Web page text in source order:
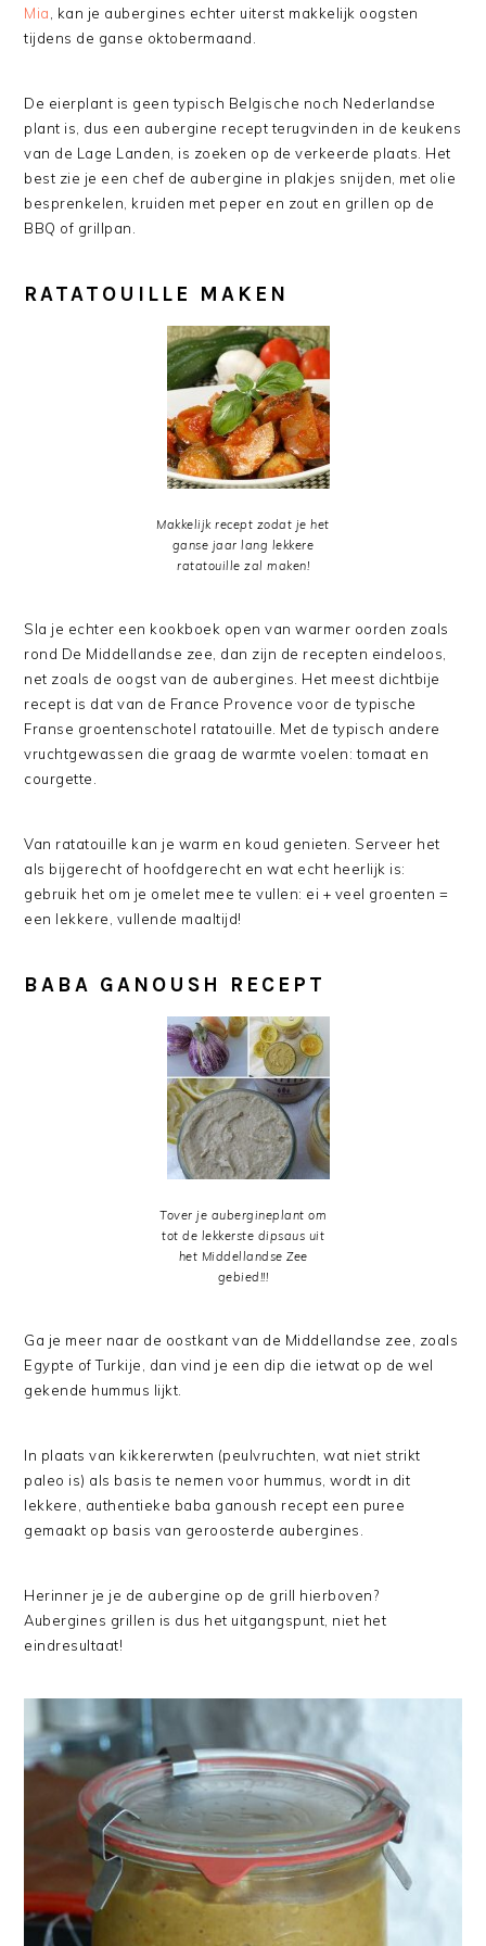
Mia
, kan je aubergines echter uiterst makkelijk oogsten
tijdens de ganse oktobermaand.
De eierplant is geen typisch Belgische noch Nederlandse
plant is, dus een aubergine recept terugvinden in de keukens
van de Lage Landen, is zoeken op de verkeerde plaats. Het
best zie je een chef de aubergine in plakjes snijden, met olie
besprenkelen, kruiden met peper en zout en grillen op de
BBQ of grillpan.
RATATOUILLE MAKEN
Makkelijk recept zodat je het
ganse jaar lang lekkere
ratatouille zal maken!
Sla je echter een kookboek open van warmer oorden zoals
rond De Middellandse zee, dan zijn de recepten eindeloos,
net zoals de oogst van de aubergines. Het meest dichtbije
recept is dat van de France Provence voor de typische
Franse groentenschotel ratatouille. Met de typisch andere
vruchtgewassen die graag de warmte voelen: tomaat en
courgette.
Van ratatouille kan je warm en koud genieten. Serveer het
als bijgerecht of hoofdgerecht en wat echt heerlijk is:
gebruik het om je omelet mee te vullen: ei + veel groenten =
een lekkere, vullende maaltijd!
BABA GANOUSH RECEPT
Tover je aubergineplant om
tot de lekkerste dipsaus uit
het Middellandse Zee
gebied!!!
Ga je meer naar de oostkant van de Middellandse zee, zoals
Egypte of Turkije, dan vind je een dip die ietwat op de wel
gekende hummus lijkt.
In plaats van kikkererwten (peulvruchten, wat niet strikt
paleo is) als basis te nemen voor hummus, wordt in dit
lekkere, authentieke baba ganoush recept een puree
gemaakt op basis van geroosterde aubergines.
Herinner je je de aubergine op de grill hierboven?
Aubergines grillen is dus het uitgangspunt, niet het
eindresultaat!